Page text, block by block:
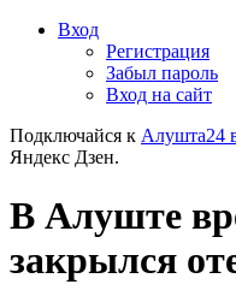
Вход
Регистрация
Забыл пароль
Вход на сайт
Подключайся к Алушта24
Яндекс Дзен.
В Алуште
закрылся